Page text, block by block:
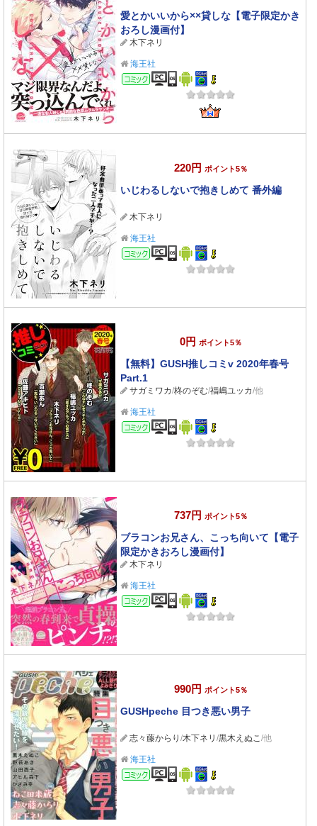
愛とかいいから××貸しな【電子限定かき
おろし漫画付】
木下ネリ
海王社
コミック
220円 ポイント5％
いじわるしないで抱きしめて 番外編
木下ネリ
海王社
コミック
0円 ポイント5％
【無料】GUSH推しコミv 2020年春号
Part.1
サガミワカ/柊のぞむ/福嶋ユッカ/他
海王社
コミック
737円 ポイント5％
ブラコンお兄さん、こっち向いて【電子
限定かきおろし漫画付】
木下ネリ
海王社
コミック
990円 ポイント5％
GUSHpeche 目つき悪い男子
志々藤からり /木下ネリ /黒木えぬこ/他
海王社
コミック